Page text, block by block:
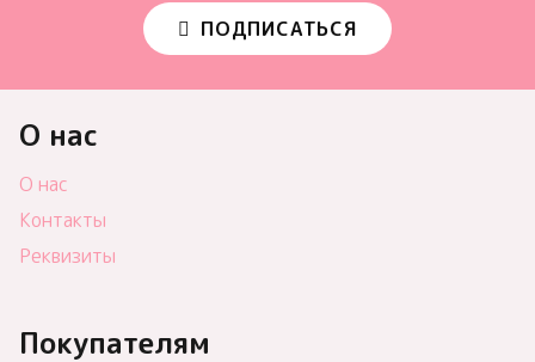
ПОДПИСАТЬСЯ
О нас
О нас
Контакты
Реквизиты
Покупателям